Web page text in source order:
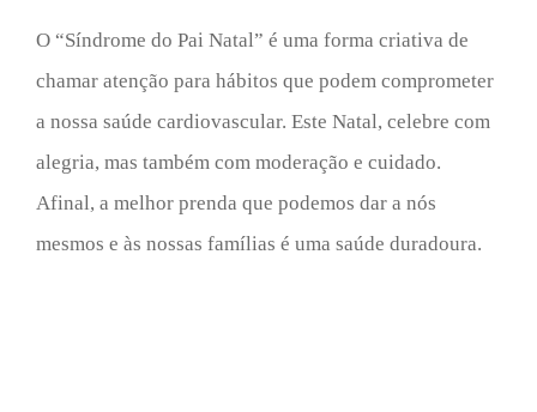
O “Síndrome do Pai Natal” é uma forma criativa de
chamar atenção para hábitos que podem comprometer
a nossa saúde cardiovascular. Este Natal, celebre com
alegria, mas também com moderação e cuidado.
Afinal, a melhor prenda que podemos dar a nós
mesmos e às nossas famílias é uma saúde duradoura.